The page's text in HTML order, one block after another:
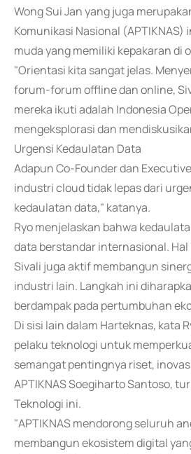
Wong Sui Jan yang juga
Komunikasi Nasional
muda yang memiliki kepakaran di
"Orientasi kita sangat jelas.
forum-forum offline dan online,
mereka ikuti adalah Indonesia
mengeksplorasi dan
Urgensi Kedaulatan Data
Adapun Co-Founder dan
industri cloud tidak lepas dari
kedaulatan data," katanya.
Ryo menjelaskan bahwa
data berstandar internasional.
Sivali juga aktif membangun
industri lain. Langkah ini
berdampak pada pertumbuhan
Di sisi lain dalam Harteknas, kata
pelaku teknologi untuk
semangat pentingnya riset,
APTIKNAS Soegiharto Santoso,
Teknologi ini.
"APTIKNAS mendorong seluruh
membangun ekosistem digital